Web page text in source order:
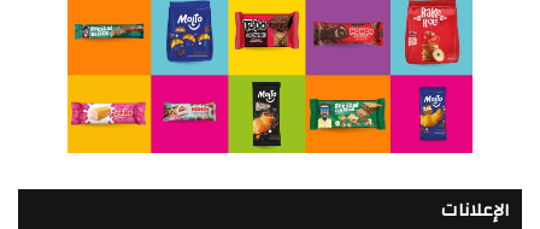
الإعلانات